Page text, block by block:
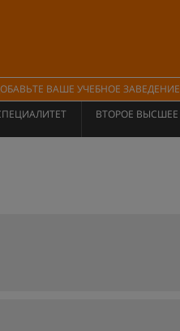
ВАШЕ УЧЕБНОЕ ЗАВЕДЕНИЕ
ВТОРОЕ ВЫСШЕЕ